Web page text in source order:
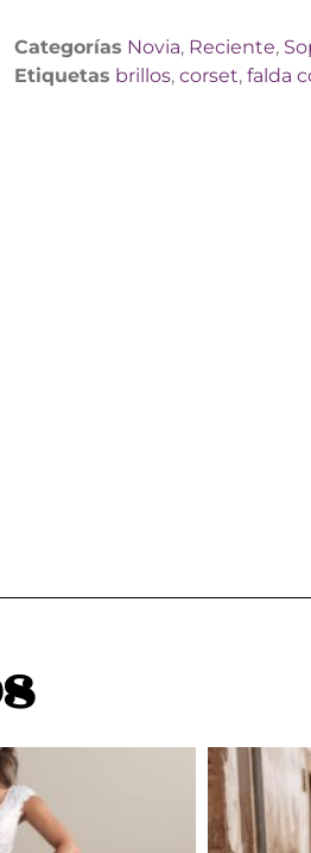
Categorías Novia, Reciente,
Etiquetas brillos, corset, falda